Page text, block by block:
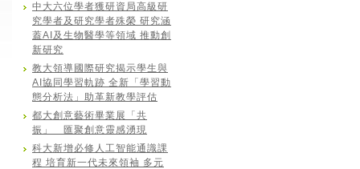
中大六位學者獲研資局高級研
究學者及研究學者殊榮 研究涵
蓋AI及生物醫學等領域 推動創
新研究
教大領導國際研究揭示學生與
AI協同學習軌跡 全新「學習動
態分析法」助革新教學評估
都大創意藝術畢業展「共
振」 匯聚創意靈感湧現
科大新增必修人工智能通識課
程 培育新一代未來領袖 多元